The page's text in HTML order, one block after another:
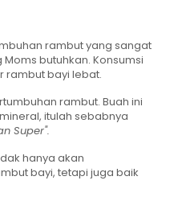
rambut yang sangat
butuhkan. Konsumsi
rambut bayi lebat.
rambut. Buah ini
itulah sebabnya
Super".
hanya akan
bayi, tetapi juga baik